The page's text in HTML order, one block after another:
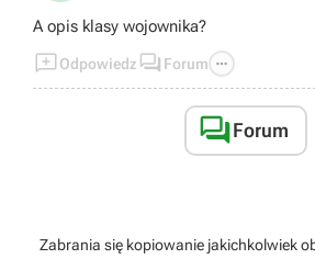
A opis klasy wojownika?
Odpowiedz  Forum 
Forum
Zabrania się kopiowanie jakichkolwiek